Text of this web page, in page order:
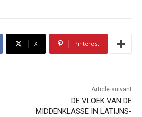
X Pinterest
Article suivant
DE VLOEK VAN DE
MIDDENKLASSE IN LATIJNS-